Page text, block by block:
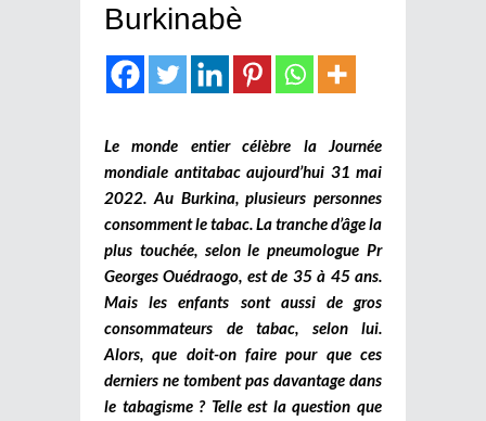
Burkinabè
Le monde entier célèbre la Journée
mondiale antitabac aujourd’hui 31 mai
2022. Au Burkina, plusieurs personnes
consomment le tabac. La tranche d’âge la
plus touchée, selon le pneumologue Pr
Georges Ouédraogo, est de 35 à 45 ans.
Mais les enfants sont aussi de gros
consommateurs de tabac, selon lui.
Alors, que doit-on faire pour que ces
derniers ne tombent pas davantage dans
le tabagisme ? Telle est la question que